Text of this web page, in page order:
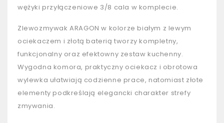
wężyki przyłączeniowe 3/8 cala w komplecie.
Zlewozmywak ARAGON w kolorze białym z lewym
ociekaczem i złotą baterią tworzy kompletny,
funkcjonalny oraz efektowny zestaw kuchenny.
Wygodna komora, praktyczny ociekacz i obrotowa
wylewka ułatwiają codzienne prace, natomiast złote
elementy podkreślają elegancki charakter strefy
zmywania.